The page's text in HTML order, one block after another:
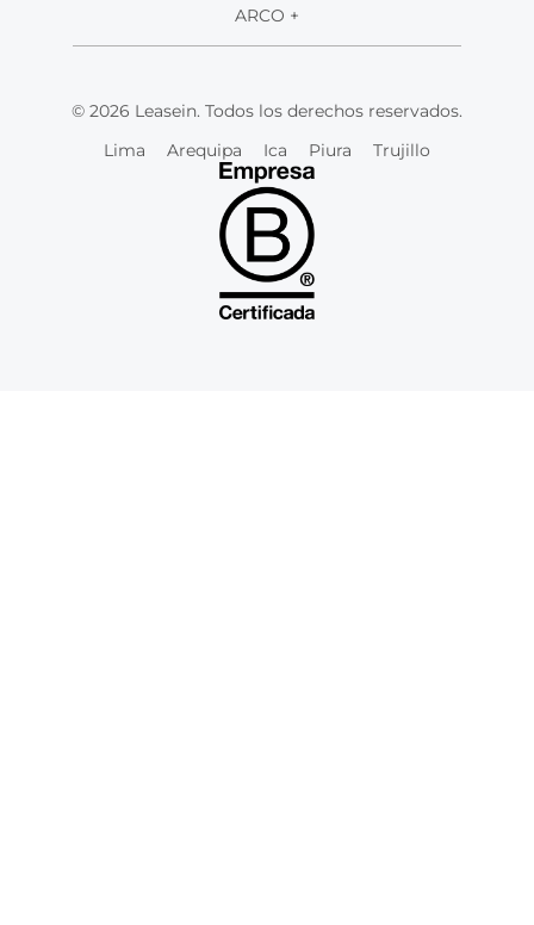
ARCO +
© 2026 Leasein. Todos los derechos reservados.
Lima
Arequipa Ica Piura Trujillo